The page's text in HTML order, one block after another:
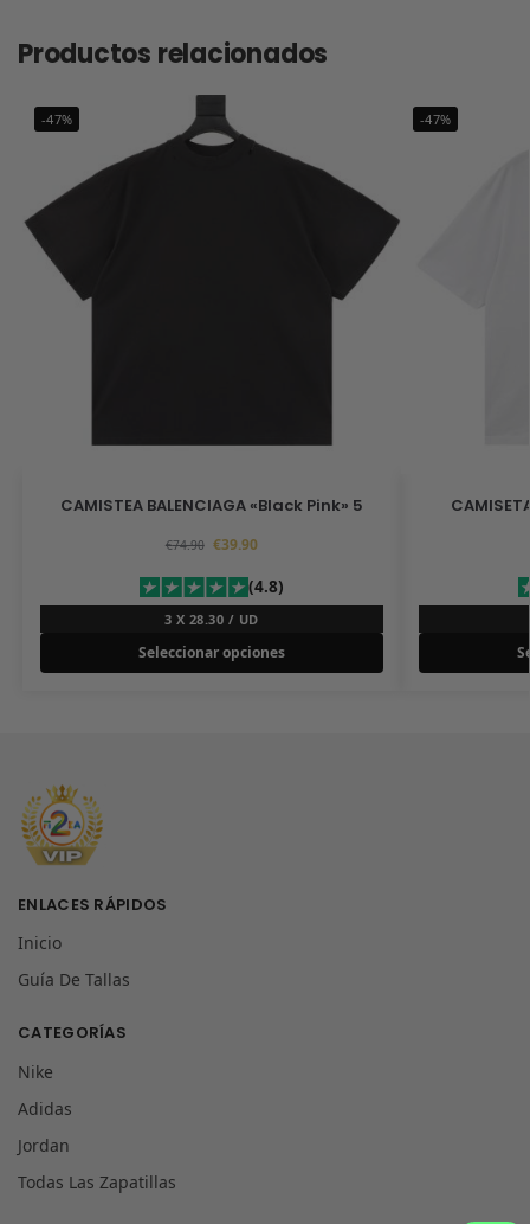
Productos relacionados
-47%
CAMISTEA BALENCIAGA «Black Pink» 5
€74.90 €39.90
(4.8)
3 X 28.30 / UD
Seleccionar opciones
-47%
ENLACES RÁPIDOS
Inicio
Guía De Tallas
CATEGORÍAS
Nike
Adidas
Jordan
Todas Las Zapatillas